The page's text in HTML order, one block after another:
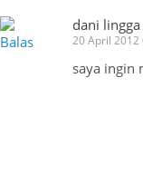
Balas
dani
20 April 2012
saya ingin